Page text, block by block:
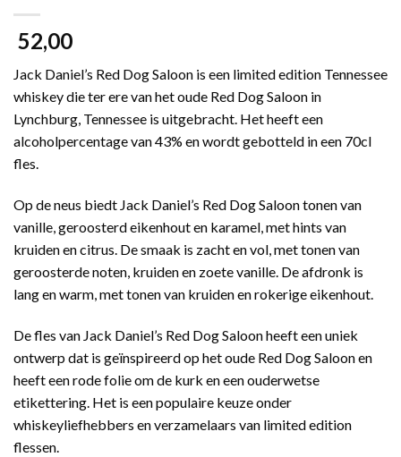
52,00
Jack Daniel’s Red Dog Saloon is een limited edition Tennessee
whiskey die ter ere van het oude Red Dog Saloon in
Lynchburg, Tennessee is uitgebracht. Het heeft een
alcoholpercentage van 43% en wordt gebotteld in een 70cl
fles.
Op de neus biedt Jack Daniel’s Red Dog Saloon tonen van
vanille, geroosterd eikenhout en karamel, met hints van
kruiden en citrus. De smaak is zacht en vol, met tonen van
geroosterde noten, kruiden en zoete vanille. De afdronk is
lang en warm, met tonen van kruiden en rokerige eikenhout.
De fles van Jack Daniel’s Red Dog Saloon heeft een uniek
ontwerp dat is geïnspireerd op het oude Red Dog Saloon en
heeft een rode folie om de kurk en een ouderwetse
etikettering. Het is een populaire keuze onder
whiskeyliefhebbers en verzamelaars van limited edition
flessen.